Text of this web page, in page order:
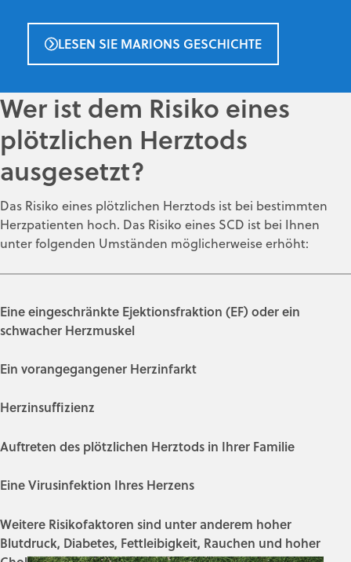
LESEN SIE MARIONS GESCHICHTE
Wer ist dem Risiko eines
plötzlichen Herztods
ausgesetzt?
Das Risiko eines plötzlichen Herztods ist bei bestimmten
Herzpatienten hoch. Das Risiko eines SCD ist bei Ihnen
unter folgenden Umständen möglicherweise erhöht:
Eine eingeschränkte Ejektionsfraktion (EF) oder ein
schwacher Herzmuskel
Ein vorangegangener Herzinfarkt
Herzinsuffizienz
Auftreten des plötzlichen Herztods in Ihrer Familie
Eine Virusinfektion Ihres Herzens
Weitere Risikofaktoren sind unter anderem hoher
Blutdruck, Diabetes, Fettleibigkeit, Rauchen und hoher